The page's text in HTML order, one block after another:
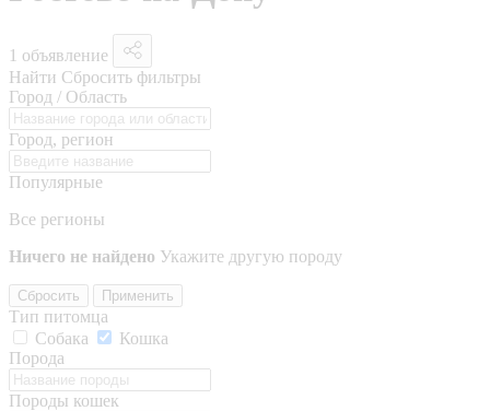
1 объявление
Найти Сбросить фильтры
Город / Область
Город, регион
Популярные
Все регионы
Ничего не найдено Укажите другую породу
Сбросить Применить
Тип питомца
Собака
Кошка
Порода
Породы кошек